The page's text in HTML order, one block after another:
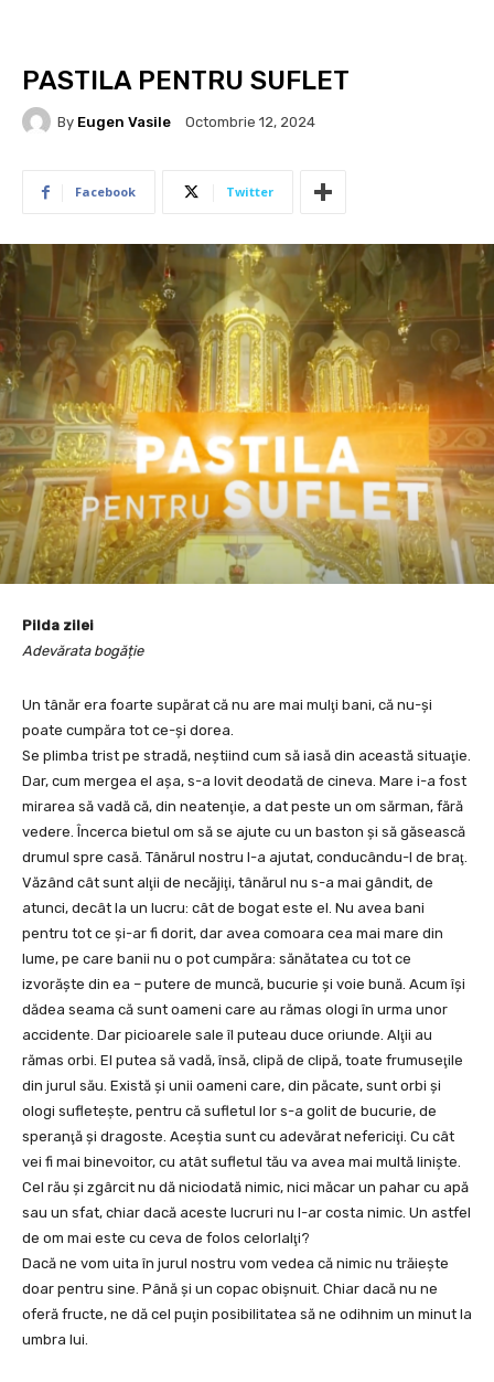
PASTILA PENTRU SUFLET
By Eugen Vasile Octombrie 12, 2024
Facebook Twitter
Pilda zilei
Adevărata bogăție
Un tânăr era foarte supărat că nu are mai mulţi bani, că nu-şi
poate cumpăra tot ce-şi dorea.
Se plimba trist pe stradă, neştiind cum să iasă din această situaţie.
Dar, cum mergea el aşa, s-a lovit deodată de cineva. Mare i-a fost
mirarea să vadă că, din neatenţie, a dat peste un om sărman, fără
vedere. Încerca bietul om să se ajute cu un baston şi să găsească
drumul spre casă. Tânărul nostru l-a ajutat, conducându-l de braţ.
Văzând cât sunt alţii de necăjiţi, tânărul nu s-a mai gândit, de
atunci, decât la un lucru: cât de bogat este el. Nu avea bani
pentru tot ce şi-ar fi dorit, dar avea comoara cea mai mare din
lume, pe care banii nu o pot cumpăra: sănătatea cu tot ce
izvorăşte din ea – putere de muncă, bucurie şi voie bună. Acum îşi
dădea seama că sunt oameni care au rămas ologi în urma unor
accidente. Dar picioarele sale îl puteau duce oriunde. Alţii au
rămas orbi. El putea să vadă, însă, clipă de clipă, toate frumuseţile
din jurul său. Există şi unii oameni care, din păcate, sunt orbi şi
ologi sufleteşte, pentru că sufletul lor s-a golit de bucurie, de
speranţă şi dragoste. Aceştia sunt cu adevărat nefericiţi. Cu cât
vei fi mai binevoitor, cu atât sufletul tău va avea mai multă linişte.
Cel rău şi zgârcit nu dă niciodată nimic, nici măcar un pahar cu apă
sau un sfat, chiar dacă aceste lucruri nu l-ar costa nimic. Un astfel
de om mai este cu ceva de folos celorlalţi?
Dacă ne vom uita în jurul nostru vom vedea că nimic nu trăieşte
doar pentru sine. Până şi un copac obişnuit. Chiar dacă nu ne
oferă fructe, ne dă cel puţin posibilitatea să ne odihnim un minut la
umbra lui.